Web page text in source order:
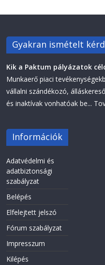
Gyakran ismételt
Kik a Paktum pályázatok
Munkaerő piaci
vállalni szándékozó,
és inaktívak vonhatóak be...
Információk
Adatvédelmi és
adatbiztonsági
szabályzat
Belépés
Elfelejtett jelszó
Fórum szabályzat
Impresszum
Kilépés